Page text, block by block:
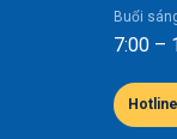
Buổi
7:00 –